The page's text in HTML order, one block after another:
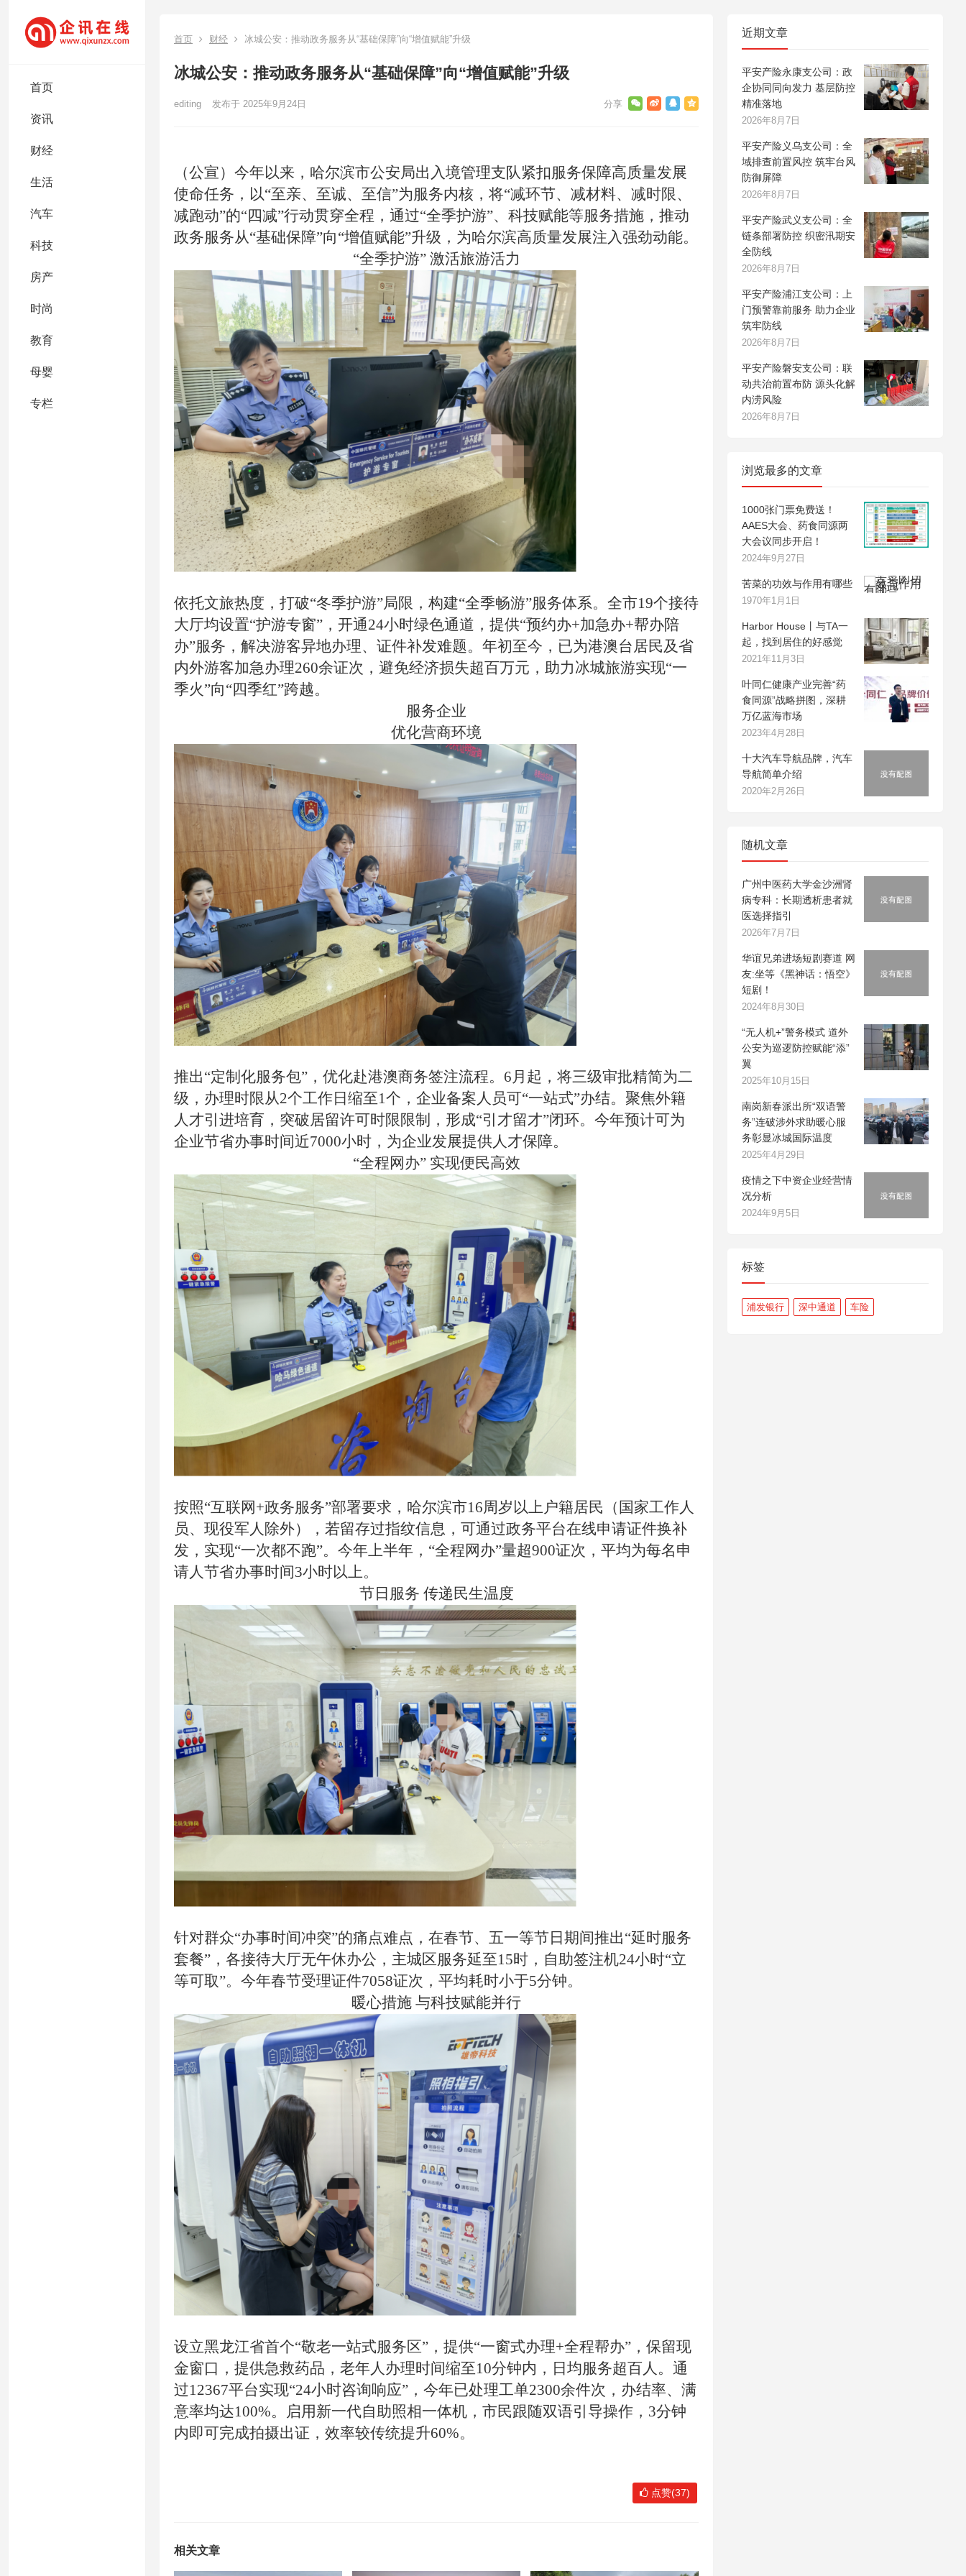
首页
资讯
财经
生活
汽车
科技
房产
时尚
教育
母婴
专栏
首页 财经 冰城公安：推动政务服务从“基础保障”向“增值赋能”升级
冰城公安：推动政务服务从“基础保障”向“增值赋能”升级
editing 发布于 2025年9月24日
（公宣） 今年以来，哈尔滨市公安局出入境管理支队紧扣服务保障高质量发展
使命任务，以“至亲、至诚、至信”为服务内核，将“减环节、减材料、减时限、
减跑动”的“四减”行动贯穿全程，通过“全季护游”、科技赋能等服务措施，推动
政务服务从“基础保障”向“增值赋能”升级，为哈尔滨高质量发展注入强劲动能。
“全季护游” 激活旅游活力
依托文旅热度，打破“冬季护游”局限，构建“全季畅游”服务体系。全市19个接待
大厅均设置“护游专窗”，开通24小时绿色通道，提供“预约办+加急办+帮办陪
办”服务，解决游客异地办理、证件补发难题。年初至今，已为港澳台居民及省
内外游客加急办理260余证次，避免经济损失超百万元，助力冰城旅游实现“一
季火”向“四季红”跨越。
服务企业
优化营商环境
推出“定制化服务包”，优化赴港澳商务签注流程。6月起，将三级审批精简为二
级，办理时限从2个工作日缩至1个，企业备案人员可“一站式”办结。聚焦外籍
人才引进培育，突破居留许可时限限制，形成“引才留才”闭环。今年预计可为
企业节省办事时间近7000小时，为企业发展提供人才保障。
“全程网办” 实现便民高效
按照“互联网+政务服务”部署要求，哈尔滨市16周岁以上户籍居民（国家工作人
员、现役军人除外），若留存过指纹信息，可通过政务平台在线申请证件换补
发，实现“一次都不跑”。今年上半年，“全程网办”量超900证次，平均为每名申
请人节省办事时间3小时以上。
节日服务 传递民生温度
针对群众“办事时间冲突”的痛点难点，在春节、五一等节日期间推出“延时服务
套餐”，各接待大厅无午休办公，主城区服务延至15时，自助签注机24小时“立
等可取”。今年春节受理证件7058证次，平均耗时小于5分钟。
暖心措施 与科技赋能并行
设立黑龙江省首个“敬老一站式服务区”，提供“一窗式办理+全程帮办”，保留现
金窗口，提供急救药品，老年人办理时间缩至10分钟内，日均服务超百人。通
过12367平台实现“24小时咨询响应”，今年已处理工单2300余件次，办结率、满
意率均达100%。启用新一代自助照相一体机，市民跟随双语引导操作，3分钟
内即可完成拍摄出证，效率较传统提升60%。
点赞(37)
相关文章
近期文章
平安产险永康支公司：政
企协同同向发力 基层防控
精准落地
2026年8月7日
平安产险义乌支公司：全
域排查前置风控 筑牢台风
防御屏障
2026年8月7日
平安产险武义支公司：全
链条部署防控 织密汛期安
全防线
2026年8月7日
平安产险浦江支公司：上
门预警靠前服务 助力企业
筑牢防线
2026年8月7日
平安产险磐安支公司：联
动共治前置布防 源头化解
内涝风险
2026年8月7日
浏览最多的文章
1000张门票免费送！
AAES大会、药食同源两
大会议同步开启！
2024年9月27日
苦菜的功效与作用有哪些
1970年1月1日
Harbor House丨与TA一
起，找到居住的好感觉
2021年11月3日
叶同仁健康产业完善“药
食同源”战略拼图，深耕
万亿蓝海市场
2023年4月28日
十大汽车导航品牌，汽车
导航简单介绍
2020年2月26日
随机文章
广州中医药大学金沙洲肾
病专科：长期透析患者就
医选择指引
2026年7月7日
华谊兄弟进场短剧赛道 网
友:坐等《黑神话：悟空》
短剧！
2024年8月30日
“无人机+”警务模式 道外
公安为巡逻防控赋能“添”
翼
2025年10月15日
南岗新春派出所“双语警
务”连破涉外求助暖心服
务彰显冰城国际温度
2025年4月29日
疫情之下中资企业经营情
况分析
2024年9月5日
标签
浦发银行 深中通道 车险